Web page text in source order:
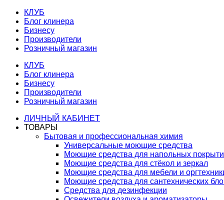
КЛУБ
Блог клинера
Бизнесу
Производители
Розничный магазин
КЛУБ
Блог клинера
Бизнесу
Производители
Розничный магазин
ЛИЧНЫЙ КАБИНЕТ
ТОВАРЫ
Бытовая и профессиональная химия
Универсальные моющие средства
Моющие средства для напольных
Моющие средства для стёкол и зеркал
Моющие средства для мебели и
Моющие средства для сантехнических
Средства для дезинфекции